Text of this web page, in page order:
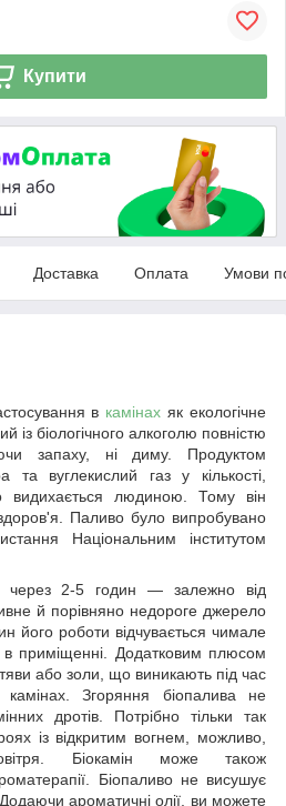
Купити
Доставка Оплата Умови
в камінах як екологічне
із біологічного алкоголю повністю
запаху, ні диму. Продуктом
вуглекислий газ у кількості,
людиною. Тому він
Паливо було випробувано
Національним інститутом
через 2-5 годин — залежно від
й порівняно недороге джерело
його роботи відчувається чимале
приміщенні. Додатковим плюсом
або золи, що виникають під час
камінах. Згоряння біопалива не
дротів. Потрібно тільки так
із відкритим вогнем, можливо,
Біокамін може також
Біопаливо не висушує
ароматичні олії, ви можете